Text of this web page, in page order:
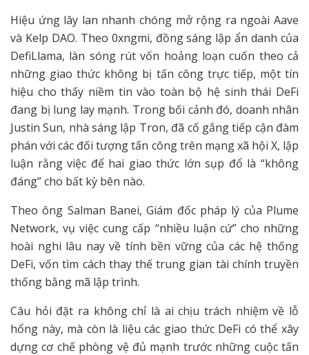
Hiệu ứng lây lan nhanh chóng mở rộng ra ngoài Aave
và Kelp DAO. Theo 0xngmi, đồng sáng lập ẩn danh của
DefiLlama, làn sóng rút vốn hoảng loạn cuốn theo cả
những giao thức không bị tấn công trực tiếp, một tín
hiệu cho thấy niềm tin vào toàn bộ hệ sinh thái DeFi
đang bị lung lay mạnh. Trong bối cảnh đó, doanh nhân
Justin Sun, nhà sáng lập Tron, đã cố gắng tiếp cận đàm
phán với các đối tượng tấn công trên mạng xã hội X, lập
luận rằng việc để hai giao thức lớn sụp đổ là “không
đáng” cho bất kỳ bên nào.
Theo ông Salman Banei, Giám đốc pháp lý của Plume
Network, vụ việc cung cấp “nhiều luận cứ” cho những
hoài nghi lâu nay về tính bền vững của các hệ thống
DeFi, vốn tìm cách thay thế trung gian tài chính truyền
thống bằng mã lập trình.
Câu hỏi đặt ra không chỉ là ai chịu trách nhiệm về lỗ
hổng này, mà còn là liệu các giao thức DeFi có thể xây
dựng cơ chế phòng vệ đủ mạnh trước những cuộc tấn